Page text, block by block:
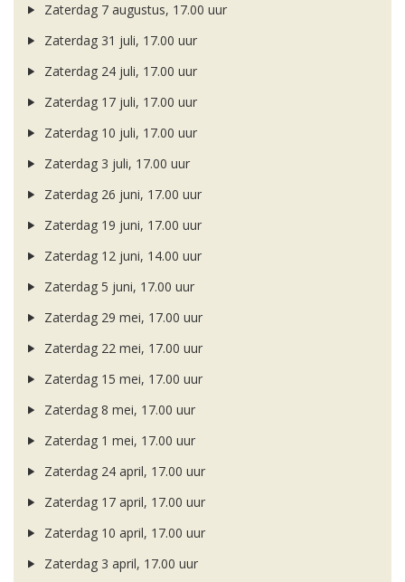
Zaterdag 7 augustus, 17.00 uur
Zaterdag 31 juli, 17.00 uur
Zaterdag 24 juli, 17.00 uur
Zaterdag 17 juli, 17.00 uur
Zaterdag 10 juli, 17.00 uur
Zaterdag 3 juli, 17.00 uur
Zaterdag 26 juni, 17.00 uur
Zaterdag 19 juni, 17.00 uur
Zaterdag 12 juni, 14.00 uur
Zaterdag 5 juni, 17.00 uur
Zaterdag 29 mei, 17.00 uur
Zaterdag 22 mei, 17.00 uur
Zaterdag 15 mei, 17.00 uur
Zaterdag 8 mei, 17.00 uur
Zaterdag 1 mei, 17.00 uur
Zaterdag 24 april, 17.00 uur
Zaterdag 17 april, 17.00 uur
Zaterdag 10 april, 17.00 uur
Zaterdag 3 april, 17.00 uur